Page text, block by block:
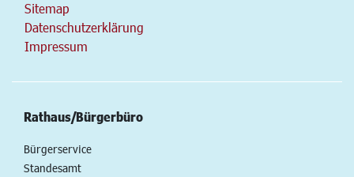
Sitemap
Datenschutzerklärung
Impressum
Rathaus/Bürgerbüro
Bürgerservice
Standesamt